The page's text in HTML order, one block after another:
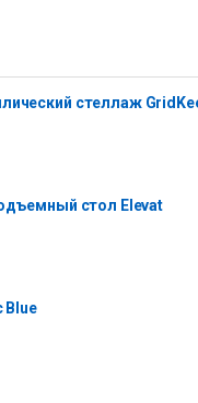
стеллаж
стол Elevat
Blue